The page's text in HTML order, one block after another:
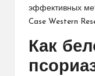
эффективных
Case Western
Как